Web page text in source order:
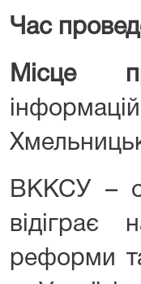
Час
Місце
ВККСУ –
відіграє
реформи